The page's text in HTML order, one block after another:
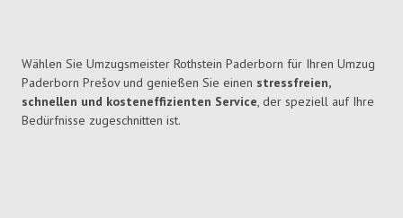
Wählen Sie Umzugsmeister Rothstein Paderborn für Ihren Umzug
Paderborn Prešov und genießen Sie einen stressfreien,
schnellen und kosteneffizienten Service, der speziell auf Ihre
Bedürfnisse zugeschnitten ist.